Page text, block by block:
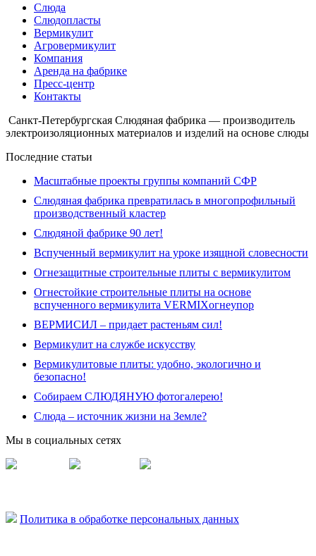
Слюда
Слюдопласты
Вермикулит
Агровермикулит
Компания
Аренда на фабрике
Пресс-центр
Контакты
Санкт-Петербургская Слюдяная фабрика — производитель
электроизоляционных материалов и изделий на основе слюды
Последние статьи
Масштабные проекты группы компаний СФР
Слюдяная фабрика превратилась в многопрофильный
производственный кластер
Слюдяной фабрике 90 лет!
Вспученный вермикулит на уроке изящной словесности
Огнезащитные строительные плиты с вермикулитом
Огнестойкие строительные плиты на основе
вспученного вермикулита VERMIXогнеупор
ВЕРМИСИЛ – придает растеньям сил!
Вермикулит на службе искусству
Вермикулитовые плиты: удобно, экологично и
безопасно!
Собираем СЛЮДЯНУЮ фотогалерею!
Слюда – источник жизни на Земле?
Мы в социальных сетях
Политика в обработке персональных данных